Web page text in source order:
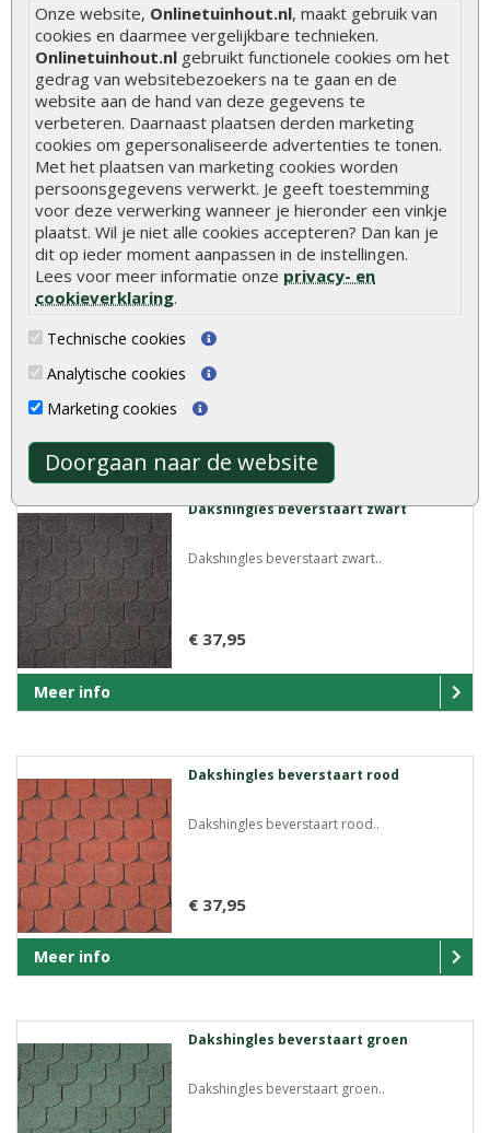
Onze website, Onlinetuinhout.nl, maakt gebruik van
cookies en daarmee vergelijkbare technieken.
Onlinetuinhout.nl gebruikt functionele cookies om het
gedrag van websitebezoekers na te gaan en de
website aan de hand van deze gegevens te
verbeteren. Daarnaast plaatsen derden marketing
cookies om gepersonaliseerde advertenties te tonen.
Met het plaatsen van marketing cookies worden
persoonsgegevens verwerkt. Je geeft toestemming
voor deze verwerking wanneer je hieronder een vinkje
plaatst. Wil je niet alle cookies accepteren? Dan kan je
dit op ieder moment aanpassen in de instellingen.
Lees voor meer informatie onze privacy- en
cookieverklaring.
Technische cookies
Analytische cookies
Marketing cookies
Doorgaan naar de website
Dakshingles recht blauw..
€ 38,95
Meer info
Dakshingles recht bruin
€ 32,95
Dakshingles beverstaart zwart
Dakshingles beverstaart zwart..
€ 37,95
Meer info
Dakshingles beverstaart rood
Dakshingles beverstaart rood..
€ 37,95
Meer info
Dakshingles beverstaart groen
Dakshingles beverstaart groen..